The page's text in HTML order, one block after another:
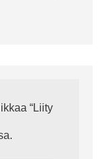
“Liity